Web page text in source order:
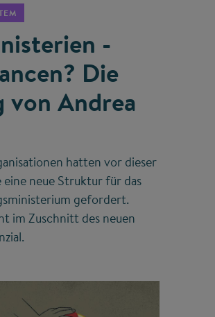
-
Die
von Andrea
hatten vor dieser
neue Struktur für das
gefordert.
im Zuschnitt des neuen